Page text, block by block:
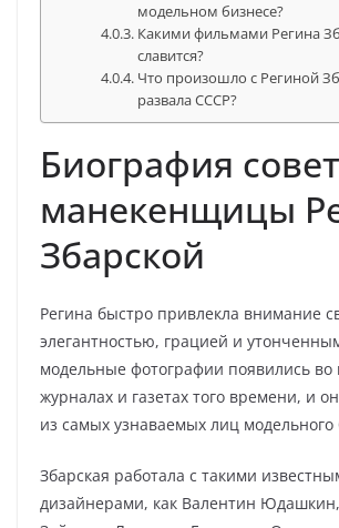
модельном бизнесе?
Какими фильмами Регина
славится?
Что произошло с Региной
развала СССР?
Биография
манекенщицы
Збарской
Регина быстро привлекла внимание
элегантностью, грацией и
модельные фотографии появились во
журналах и газетах того времени, и
из самых узнаваемых лиц модельного
Збарская работала с такими
дизайнерами, как Валентин